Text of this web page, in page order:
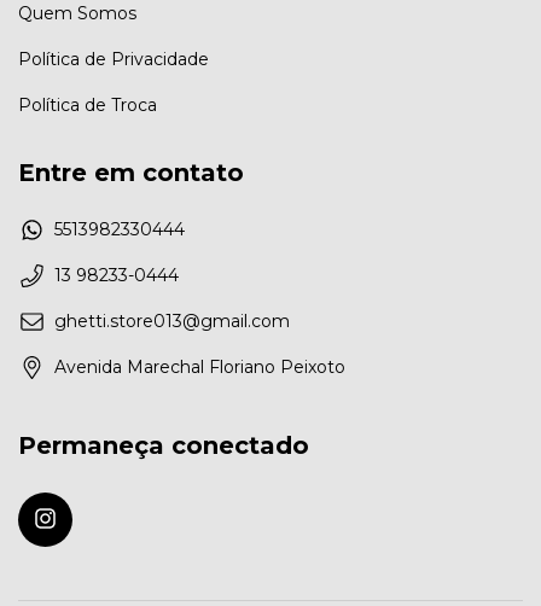
Quem Somos
Política de Privacidade
Política de Troca
Entre em contato
5513982330444
13 98233-0444
ghetti.store013@gmail.com
Avenida Marechal Floriano Peixoto
Permaneça conectado